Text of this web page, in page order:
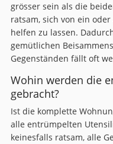
grösser sein als die
ratsam, sich von ein
helfen zu lassen.
gemütlichen
Gegenständen fällt oft
Wohin werden die
gebracht?
Ist die komplette
alle entrümpelten
keinesfalls ratsam, alle